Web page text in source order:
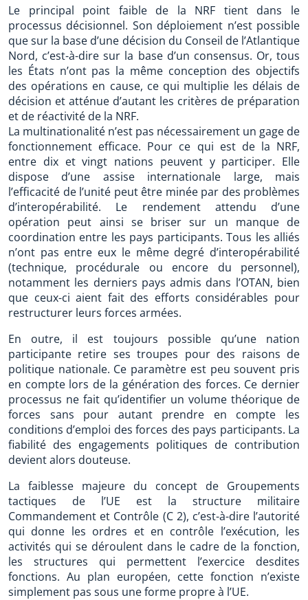
Le principal point faible de la NRF tient dans le
processus décisionnel. Son déploiement n’est possible
que sur la base d’une décision du Conseil de l’Atlantique
Nord, c’est-à-dire sur la base d’un consensus. Or, tous
les États n’ont pas la même conception des objectifs
des opérations en cause, ce qui multiplie les délais de
décision et atténue d’autant les critères de préparation
et de réactivité de la NRF.
La multinationalité n’est pas nécessairement un gage de
fonctionnement efficace. Pour ce qui est de la NRF,
entre dix et vingt nations peuvent y participer. Elle
dispose d’une assise internationale large, mais
l’efficacité de l’unité peut être minée par des problèmes
d’interopérabilité. Le rendement attendu d’une
opération peut ainsi se briser sur un manque de
coordination entre les pays participants. Tous les alliés
n’ont pas entre eux le même degré d’interopérabilité
(technique, procédurale ou encore du personnel),
notamment les derniers pays admis dans l’OTAN, bien
que ceux-ci aient fait des efforts considérables pour
restructurer leurs forces armées.
En outre, il est toujours possible qu’une nation
participante retire ses troupes pour des raisons de
politique nationale. Ce paramètre est peu souvent pris
en compte lors de la génération des forces. Ce dernier
processus ne fait qu’identifier un volume théorique de
forces sans pour autant prendre en compte les
conditions d’emploi des forces des pays participants. La
fiabilité des engagements politiques de contribution
devient alors douteuse.
La faiblesse majeure du concept de Groupements
tactiques de l’UE est la structure militaire
Commandement et Contrôle (C 2), c’est-à-dire l’autorité
qui donne les ordres et en contrôle l’exécution, les
activités qui se déroulent dans le cadre de la fonction,
les structures qui permettent l’exercice desdites
fonctions. Au plan européen, cette fonction n’existe
simplement pas sous une forme propre à l’UE.